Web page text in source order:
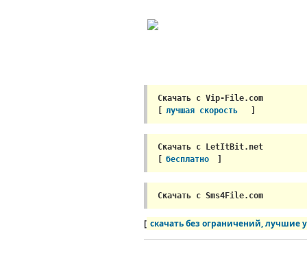
Скачать с Vip-File.com
лучшая скорость
Скачать с LetItBit.net
бесплатно
Скачать с Sms4File.com
[ скачать без ограничений, лучшие